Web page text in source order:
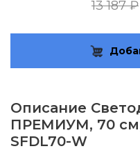
13 187 ₽
Описание
ПРЕМИУМ, 70 см,
SFDL70-W